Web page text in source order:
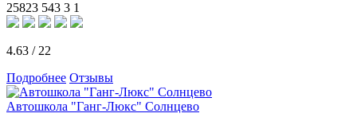
25823 543 3 1
4.63 / 22
Подробнее Отзывы
Автошкола "Ганг-Люкс" Солнцево